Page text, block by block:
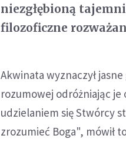
niezgłębioną
filozoficzne
Akwinata wyznaczył
rozumowej odróżniając
udzielaniem się Stwórcy
zrozumieć Boga", mówił